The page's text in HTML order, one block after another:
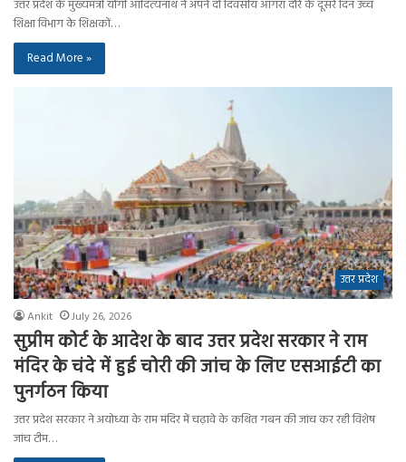
उत्तर प्रदेश के मुख्यमंत्री योगी आदित्यनाथ ने अपने दो दिवसीय आगरा दौरे के दूसरे दिन उच्च
शिक्षा विभाग के शिक्षकों…
Read More »
उत्तर प्रदेश
Ankit July 26, 2026
सुप्रीम कोर्ट के आदेश के बाद उत्तर प्रदेश सरकार ने राम
मंदिर के चंदे में हुई चोरी की जांच के लिए एसआईटी का
पुनर्गठन किया
उत्तर प्रदेश सरकार ने अयोध्या के राम मंदिर में चढ़ावे के कथित गबन की जांच कर रही विशेष
जांच टीम…